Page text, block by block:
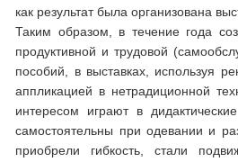
как результат была организована
Таким образом, в течение года
продуктивной и трудовой
пособий, в выставках, используя
аппликацией в нетрадиционной
интересом играют в
самостоятельны при одевании и
приобрели гибкость, стали